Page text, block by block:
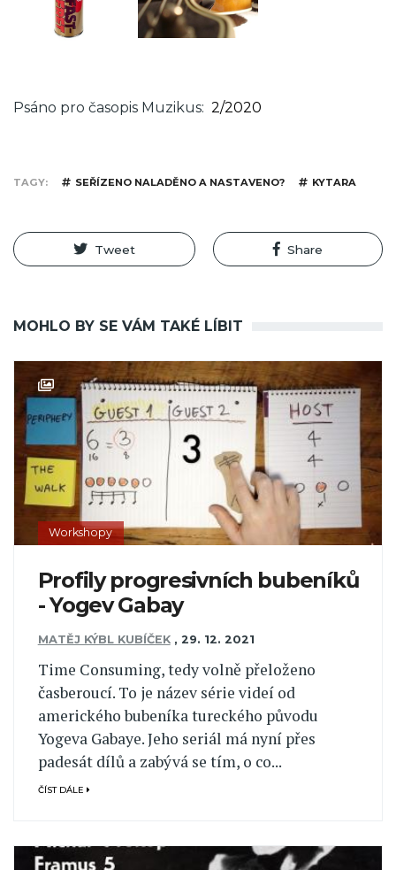
Psáno pro časopis Muzikus 2/2020
TAGY SEŘÍZENO NALADĚNO A NASTAVENO? KYTARA
Tweet Share
MOHLO BY SE VÁM TAKÉ LÍBIT
Workshopy
Profily progresivních bubeníků
- Yogev Gabay
MATĚJ KÝBL KUBÍČEK , 29. 12. 2021
Time Consuming, tedy volně přeloženo
časberoucí. To je název série videí od
amerického bubeníka tureckého původu
Yogeva Gabaye. Jeho seriál má nyní přes
padesát dílů a zabývá se tím, o co...
ČÍST DÁLE